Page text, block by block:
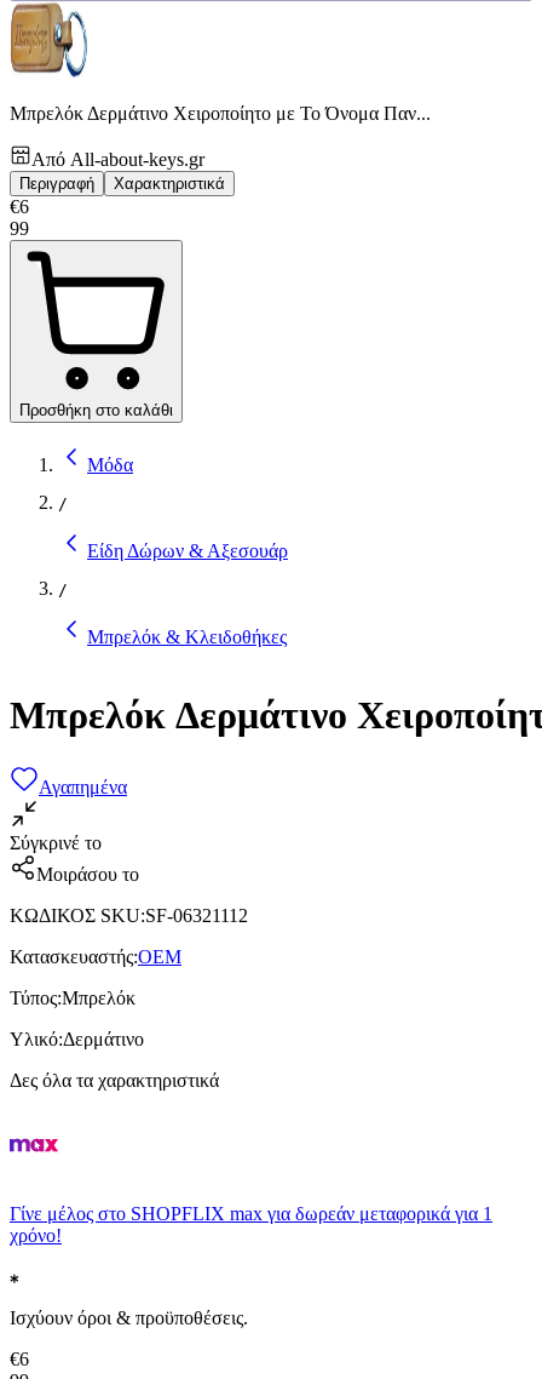
Μπρελόκ Δερμάτινο Χειροποίητο με Το Όνομα Παν...
Από All-about-keys.gr
Περιγραφή Χαρακτηριστικά
€6
99
Προσθήκη στο καλάθι
Μόδα
/
Είδη Δώρων & Αξεσουάρ
/
Μπρελόκ & Κλειδοθήκες
Μπρελόκ Δερμάτινο
Αγαπημένα
Σύγκρινέ το
Μοιράσου το
ΚΩΔΙΚΟΣ SKU:SF-06321112
Κατασκευαστής:OEM
Τύπος:Μπρελόκ
Υλικό:Δερμάτινο
Δες όλα τα χαρακτηριστικά
Γίνε μέλος στο SHOPFLIX max για δωρεάν μεταφορικά για 1
χρόνο!
Ισχύουν όροι & προϋποθέσεις.
€6